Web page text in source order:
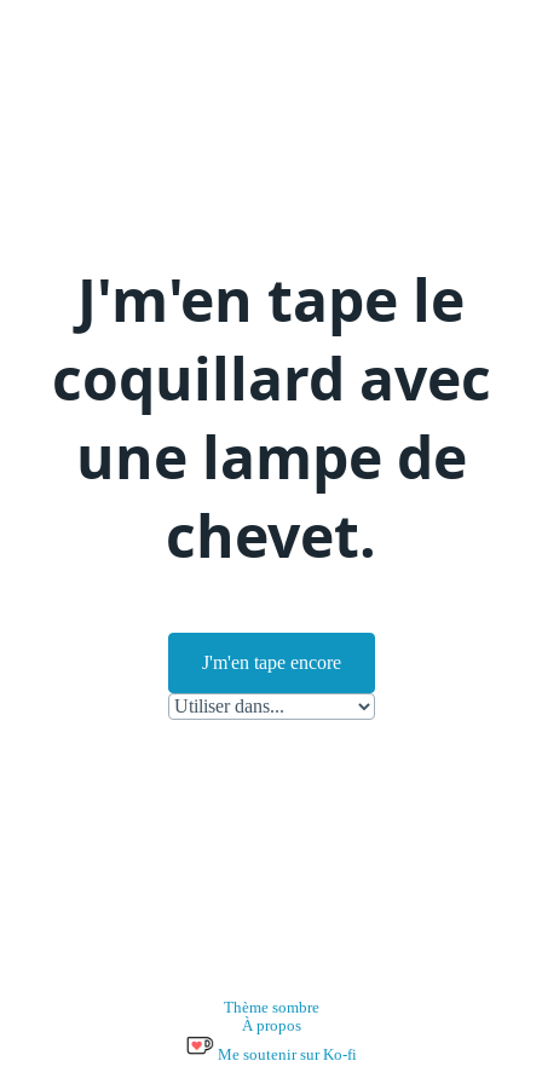
J'm'en tape le
coquillard avec
une lampe de
chevet.
J'm'en tape encore
Thème sombre
À propos
Me soutenir sur Ko-fi